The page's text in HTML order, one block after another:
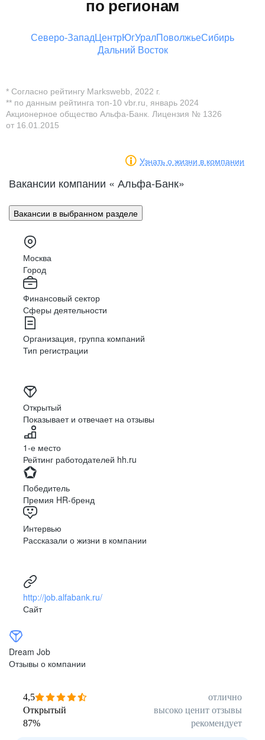
по регионам
Северо-Запад ЦентрЮгУралПоволжьеСибирь
Дальний Восток
* Согласно рейтингу Markswebb, 2022 г.
** по данным рейтинга топ-10 vbr.ru, январь 2024
Акционерное общество Альфа-Банк. Лицензия № 1326
от 16.01.2015
Узнать о жизни в компании
Вакансии компании « Альфа-Банк»
Вакансии в выбранном разделе
Москва
Город
Финансовый сектор
Сферы деятельности
Организация, группа компаний
Тип регистрации
Открытый
Показывает и отвечает на отзывы
1-е место
Рейтинг работодателей hh.ru
Победитель
Премия HR-бренд
Интервью
Рассказали о жизни в компании
http://job.alfabank.ru/
Сайт
Dream Job
Отзывы о компании
4,5
отлично
Открытый
высоко ценит отзывы
87% рекомендует